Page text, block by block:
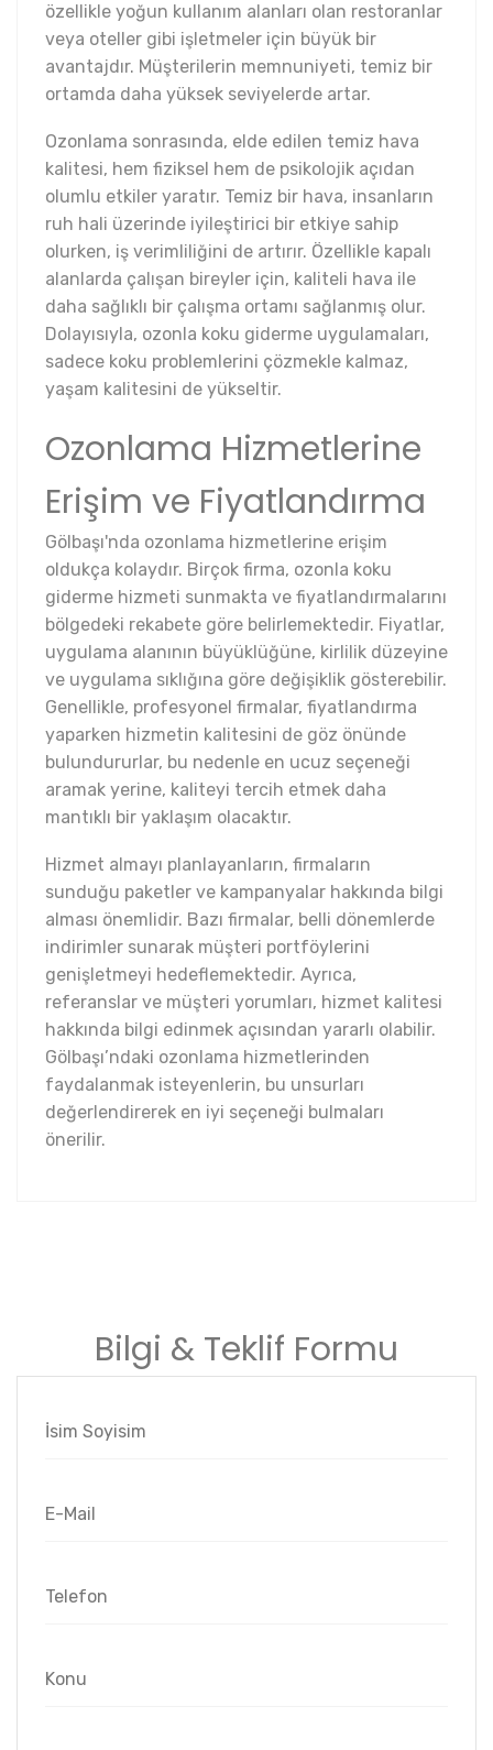
özellikle yoğun kullanım alanları olan restoranlar
veya oteller gibi işletmeler için büyük bir
avantajdır. Müşterilerin memnuniyeti, temiz bir
ortamda daha yüksek seviyelerde artar.
Ozonlama sonrasında, elde edilen temiz hava
kalitesi, hem fiziksel hem de psikolojik açıdan
olumlu etkiler yaratır. Temiz bir hava, insanların
ruh hali üzerinde iyileştirici bir etkiye sahip
olurken, iş verimliliğini de artırır. Özellikle kapalı
alanlarda çalışan bireyler için, kaliteli hava ile
daha sağlıklı bir çalışma ortamı sağlanmış olur.
Dolayısıyla, ozonla koku giderme uygulamaları,
sadece koku problemlerini çözmekle kalmaz,
yaşam kalitesini de yükseltir.
Ozonlama Hizmetlerine
Erişim ve Fiyatlandırma
Gölbaşı'nda ozonlama hizmetlerine erişim
oldukça kolaydır. Birçok firma, ozonla koku
giderme hizmeti sunmakta ve fiyatlandırmalarını
bölgedeki rekabete göre belirlemektedir. Fiyatlar,
uygulama alanının büyüklüğüne, kirlilik düzeyine
ve uygulama sıklığına göre değişiklik gösterebilir.
Genellikle, profesyonel firmalar, fiyatlandırma
yaparken hizmetin kalitesini de göz önünde
bulundururlar, bu nedenle en ucuz seçeneği
aramak yerine, kaliteyi tercih etmek daha
mantıklı bir yaklaşım olacaktır.
Hizmet almayı planlayanların, firmaların
sunduğu paketler ve kampanyalar hakkında bilgi
alması önemlidir. Bazı firmalar, belli dönemlerde
indirimler sunarak müşteri portföylerini
genişletmeyi hedeflemektedir. Ayrıca,
referanslar ve müşteri yorumları, hizmet kalitesi
hakkında bilgi edinmek açısından yararlı olabilir.
Gölbaşı’ndaki ozonlama hizmetlerinden
faydalanmak isteyenlerin, bu unsurları
değerlendirerek en iyi seçeneği bulmaları
önerilir.
Bilgi & Teklif Formu